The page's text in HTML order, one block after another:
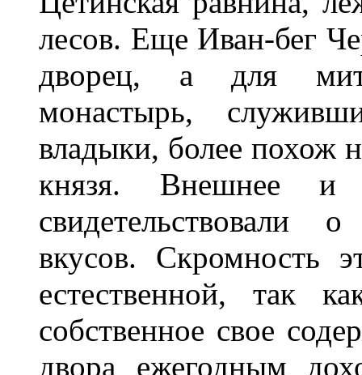
лесов. Еще Иван-бег
дворец, а для
монастырь,
владыки, более похож
князя. Внешнее и
свидетельствовали
вкусов. Скромность
естественной, так
собственное свое
двора ежегодным